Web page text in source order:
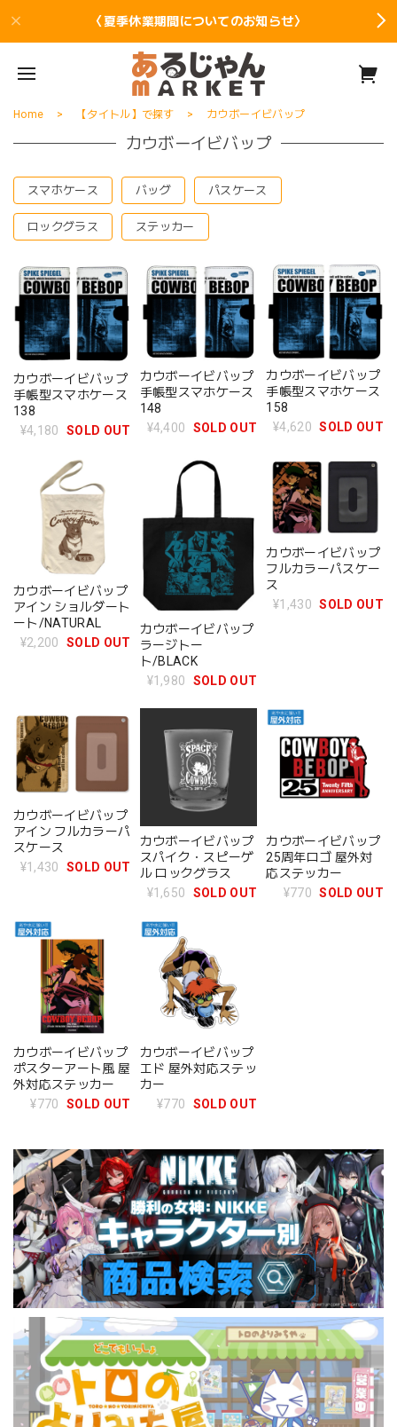
〈夏季休業期間についてのお知らせ〉
Home 【タイトル】で探す カウボーイビバップ
カウボーイビバップ
スマホケース バッグ パスケース
ロックグラス ステッカー
カウボーイビバップ
手帳型スマホケース
138
¥4,180
SOLD OUT
カウボーイビバップ
手帳型スマホケース
148
¥4,400
SOLD OUT
カウボーイビバップ
手帳型スマホケース
158
¥4,620 SOLD OUT
カウボーイビバップ
アイン ショルダート
ート/NATURAL
¥2,200
SOLD OUT
カウボーイビバップ
ラージトー
ト/BLACK
¥1,980
SOLD OUT
カウボーイビバップ
フルカラーパスケー
ス
¥1,430 SOLD OUT
カウボーイビバップ
アイン フルカラーパ
スケース
¥1,430
SOLD OUT
カウボーイビバップ
スパイク・スピーゲ
ル ロックグラス
¥1,650
SOLD OUT
カウボーイビバップ
25周年ロゴ 屋外対
応ステッカー
¥770 SOLD OUT
カウボーイビバップ
ポスターアート風 屋
外対応ステッカー
¥770
SOLD OUT
カウボーイビバップ
エド 屋外対応ステッ
カー
¥770
SOLD OUT